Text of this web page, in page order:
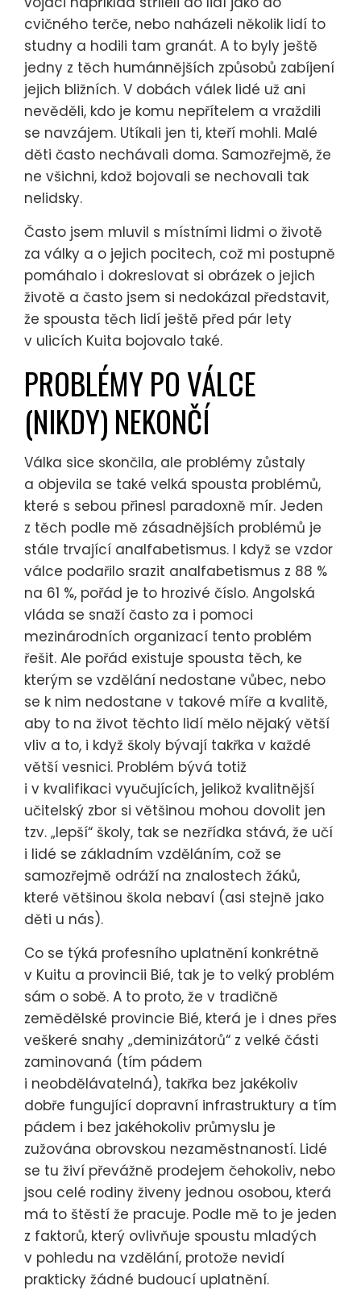
cvičného terče, nebo naházeli několik lidí to
studny a hodili tam granát. A to byly ještě
jedny z těch humánnějších způsobů zabíjení
jejich bližních. V dobách válek lidé už ani
nevěděli, kdo je komu nepřítelem a vraždili
se navzájem. Utíkali jen ti, kteří mohli. Malé
děti často nechávali doma. Samozřejmě, že
ne všichni, kdož bojovali se nechovali tak
nelidsky.
Často jsem mluvil s místními lidmi o životě
za války a o jejich pocitech, což mi postupně
pomáhalo i dokreslovat si obrázek o jejich
životě a často jsem si nedokázal představit,
že spousta těch lidí ještě před pár lety
v ulicích Kuita bojovalo také.
PROBLÉMY PO VÁLCE
(NIKDY) NEKONČÍ
Válka sice skončila, ale problémy zůstaly
a objevila se také velká spousta problémů,
které s sebou přinesl paradoxně mír. Jeden
z těch podle mě zásadnějších problémů je
stále trvající analfabetismus. I když se vzdor
válce podařilo srazit analfabetismus z 88 %
na 61 %, pořád je to hrozivé číslo. Angolská
vláda se snaží často za i pomoci
mezinárodních organizací tento problém
řešit. Ale pořád existuje spousta těch, ke
kterým se vzdělání nedostane vůbec, nebo
se k nim nedostane v takové míře a kvalitě,
aby to na život těchto lidí mělo nějaký větší
vliv a to, i když školy bývají takřka v každé
větší vesnici. Problém bývá totiž
i v kvalifikaci vyučujících, jelikož kvalitnější
učitelský zbor si většinou mohou dovolit jen
tzv. „lepší“ školy, tak se nezřídka stává, že učí
i lidé se základním vzděláním, což se
samozřejmě odráží na znalostech žáků,
které většinou škola nebaví (asi stejně jako
děti u nás).
Co se týká profesního uplatnění konkrétně
v Kuitu a provincii Bié, tak je to velký problém
sám o sobě. A to proto, že v tradičně
zemědělské provincie Bié, která je i dnes přes
veškeré snahy „deminizátorů“ z velké části
zaminovaná (tím pádem
i neobdělávatelná), takřka bez jakékoliv
dobře fungující dopravní infrastruktury a tím
pádem i bez jakéhokoliv průmyslu je
zužována obrovskou nezaměstnaností. Lidé
se tu živí převážně prodejem čehokoliv, nebo
jsou celé rodiny živeny jednou osobou, která
má to štěstí že pracuje. Podle mě to je jeden
z faktorů, který ovlivňuje spoustu mladých
v pohledu na vzdělání, protože nevidí
prakticky žádné budoucí uplatnění.